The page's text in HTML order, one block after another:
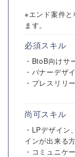
※エンド案件
ます。
必須スキル
・BtoB向けサ
・バナーデザ
・プレスリリ
尚可スキル
・LPデザイ
インが出来る方
・コミュニケ